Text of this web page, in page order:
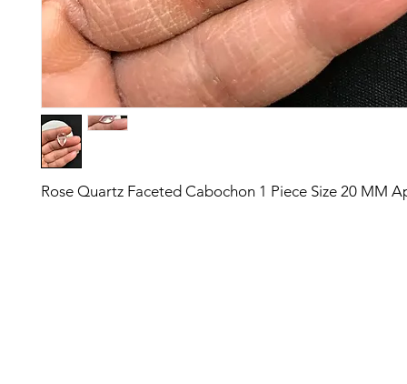
Rose Quartz Faceted Cabochon 1 Piece Size 20 MM